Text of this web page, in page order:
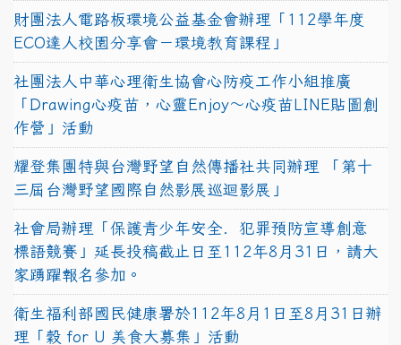
財團法人電路板環境公益基金會辦理「112學年度
ECO達人校園分享會－環境教育課程」
社團法人中華心理衛生協會心防疫工作小組推廣
「Drawing心疫苗，心靈Enjoy〜心疫苗LINE貼圖創
作營」活動
耀登集團特與台灣野望自然傳播社共同辦理 「第十
三屆台灣野望國際自然影展巡迴影展」
社會局辦理「保護青少年安全．犯罪預防宣導創意
標語競賽」延長投稿截止日至112年8月31日，請大
家踴躍報名參加。
衛生福利部國民健康署於112年8月1日至8月31日辦
理「穀 for U 美食大募集」活動